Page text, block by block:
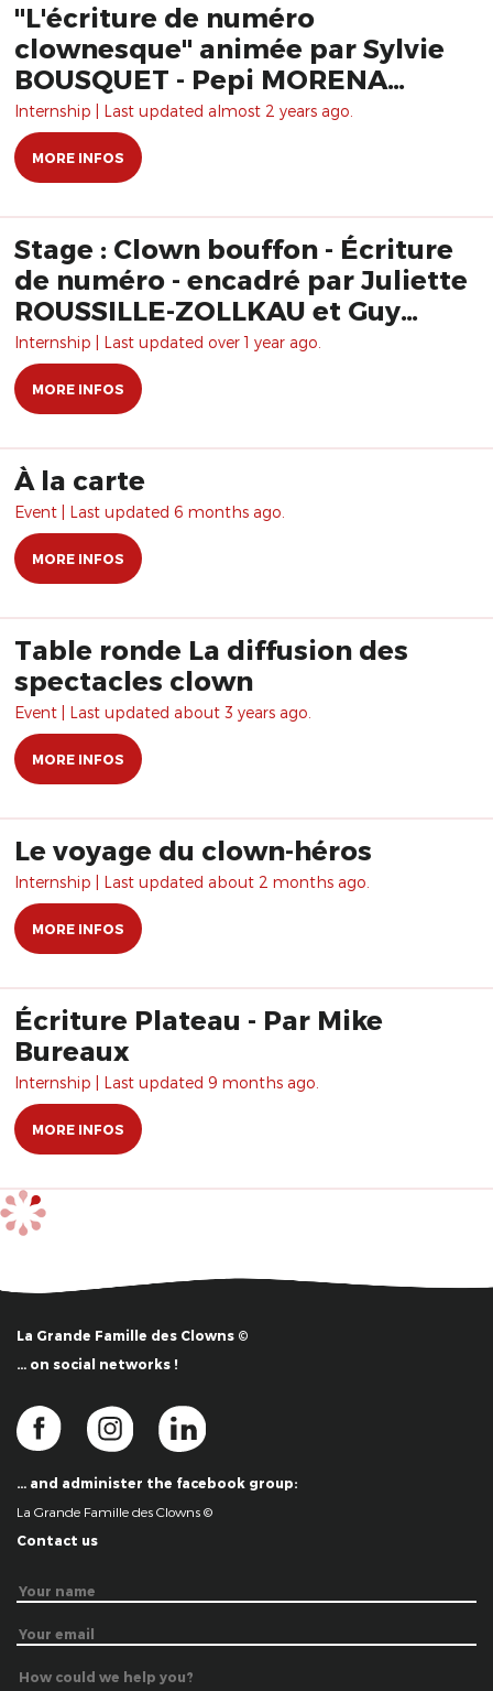
"L'écriture de numéro
clownesque" animée par Sylvie
BOUSQUET - Pepi MORENA
Formation
Internship | Last updated almost 2 years ago.
MORE INFOS
Stage : Clown bouffon - Écriture
de numéro - encadré par Juliette
ROUSSILLE-ZOLLKAU et Guy
ZOLLKAU
Internship | Last updated over 1 year ago.
MORE INFOS
À la carte
Event | Last updated 6 months ago.
MORE INFOS
Table ronde La diffusion des
spectacles clown
Event | Last updated about 3 years ago.
MORE INFOS
Le voyage du clown-héros
Internship | Last updated about 2 months ago.
MORE INFOS
Écriture Plateau - Par Mike
Bureaux
Internship | Last updated 9 months ago.
MORE INFOS
La Grande Famille des Clowns ©
… on social networks !
… and administer the facebook group:
La Grande Famille des Clowns ©
Contact us